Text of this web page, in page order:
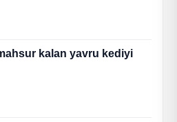
kalan yavru kediyi